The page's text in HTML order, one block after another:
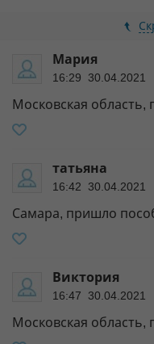
Мария
16:29 30.04.2021
Московская
татьяна
16:42 30.04.2021
Самара, пришло
Виктория
16:47 30.04.2021
Московская область,